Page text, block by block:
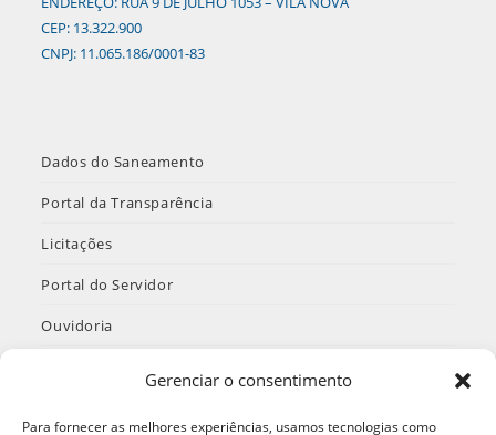
Gerenciar o consentimento
Para fornecer as melhores experiências, usamos tecnologias como
CEP: 13.322.900
CNPJ: 11.065.186/0001-83
Dados do Saneamento
Portal da Transparência
Licitações
Portal do Servidor
Ouvidoria